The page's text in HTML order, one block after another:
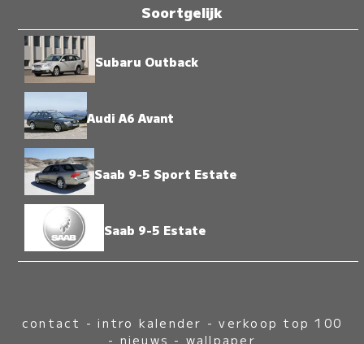
Soortgelijk
Subaru Outback
Audi A6 Avant
Saab 9-5 Sport Estate
Saab 9-5 Estate
contact -intro kalender -verkoop top 100
- nieuws - wallpaper